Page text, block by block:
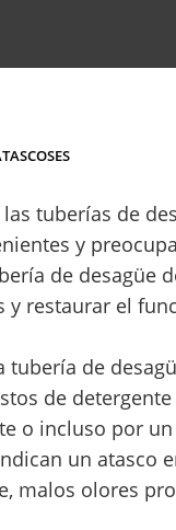
las tuberías de
y
de desagüe
y restaurar el
tubería de
de
o incluso por
un atasco
malos olores